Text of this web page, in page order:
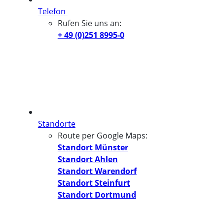
Telefon
Rufen Sie uns an:
+ 49 (0)251 8995-0
Standorte
Route per Google Maps:
Standort Münster
Standort Ahlen
Standort Warendorf
Standort Steinfurt
Standort Dortmund